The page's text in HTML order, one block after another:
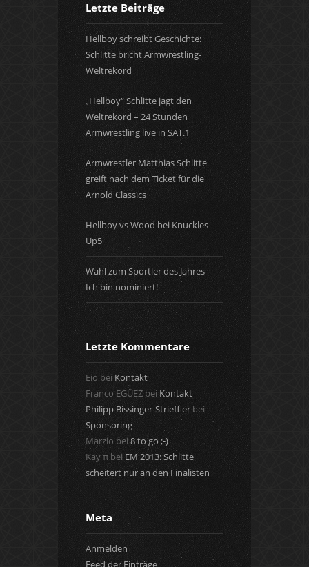
Letzte Beiträge
Hellboy schreibt Geschichte:
Schlitte bricht Armwrestling-
Weltrekord
„Hellboy“ Schlitte jagt den
Weltrekord – 24 Stunden
Armwrestling live in SAT.1
Armwrestler Matthias Schlitte
greift nach dem Ticket für die
Arnold Classics
Hellboy vs Wood bei Knuckles
Up5
Wahl zum Sportler des Jahres –
Ich bin nominiert!
Letzte Kommentare
Eio bei Kontakt
Franco EGÜEZ bei Kontakt
Philipp Bissinger-Strieffler bei
Sponsoring
Marzio bei8 to go ;-)
Kay π bei EM 2013: Schlitte
scheitert nur an den Finalisten
Meta
Anmelden
Feed der Einträge